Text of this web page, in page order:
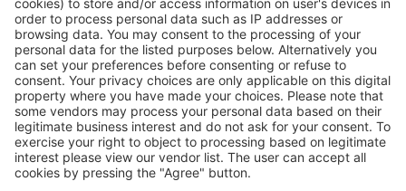
Ergebnisse aufzeigen
Bitte starten Sie Ihre Suche erneut mit anderen Suchkriterien.
Copyright © eSky.at. Alle Rechte vorbehalten.